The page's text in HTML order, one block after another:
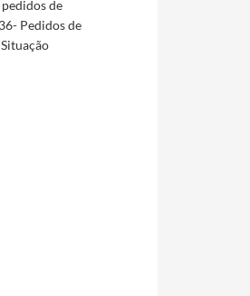
de
Pedidos de